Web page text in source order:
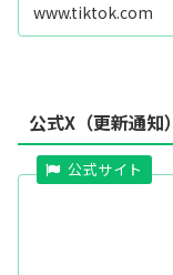
www.tiktok.com
公式X（更新通知）